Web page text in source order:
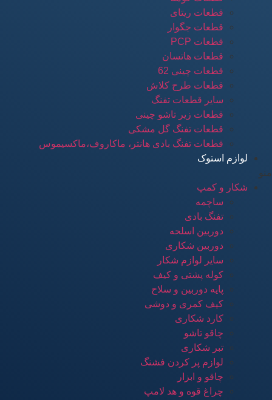
قطعات ریتای
قطعات جگوار
قطعات PCP
قطعات هاتسان
قطعات چینی 62
قطعات طرح کلاش
سایر قطعات تفنگ
قطعات زیر تاشو چینی
قطعات تفنگ گل مشکی
قطعات تفنگ بادی هانتر، ماکاروف،ماکسیموس
لوازم استوک
منو
شکار و کمپ
ساچمه
تفنگ بادی
دوربین اسلحه
دوربین شکاری
سایر لوازم شکار
کوله پشتی و کیف
پایه دوربین و سلاح
کیف کمری و دوشی
کارد شکاری
چاقو تاشو
تبر شکاری
لوازم پر کردن فشنگ
چاقو و ابزار
چراغ قوه و هد لامپ